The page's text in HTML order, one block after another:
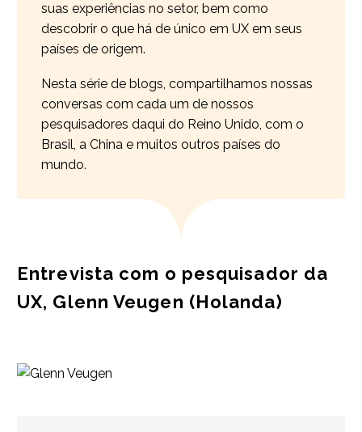
suas experiências no setor, bem como
descobrir o que há de único em UX em seus
países de origem.
Nesta série de blogs, compartilhamos nossas
conversas com cada um de nossos
pesquisadores daqui do Reino Unido, com o
Brasil, a China e muitos outros países do
mundo.
Entrevista com o pesquisador da
UX, Glenn Veugen (Holanda)